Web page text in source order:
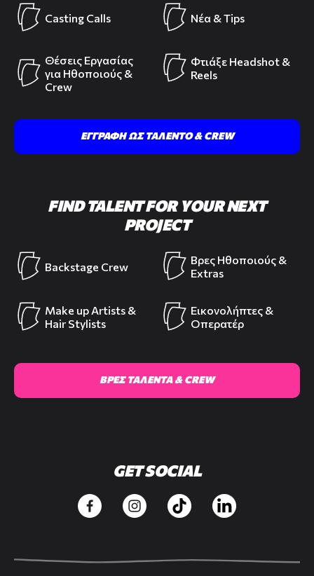
Casting Calls
Θέσεις Εργασίας
για Ηθοποιούς &
Crew
Νέα & Tips
Φτιάξε Headshot &
Reels
ΕΓΓΡΑΦΗ ΩΣ ΤΑΛΕΝΤΟ & CREW
FIND TALENT FOR YOUR NEXT
PROJECT
Backstage Crew
Make up Artists &
Hair Stylists
Βρες Ηθοποιούς &
Extras
Εικονολήπτες &
Οπερατέρ
ΒΡΕΣ ΤΑΛΕΝΤΑ & CREW
GET SOCIAL